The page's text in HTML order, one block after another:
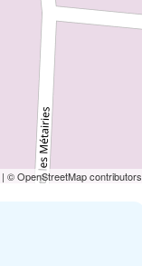
| © OpenStreetMap contributors